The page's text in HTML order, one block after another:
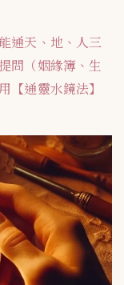
通天、地、人三
問（姻緣簿、生
【通靈水鏡法】